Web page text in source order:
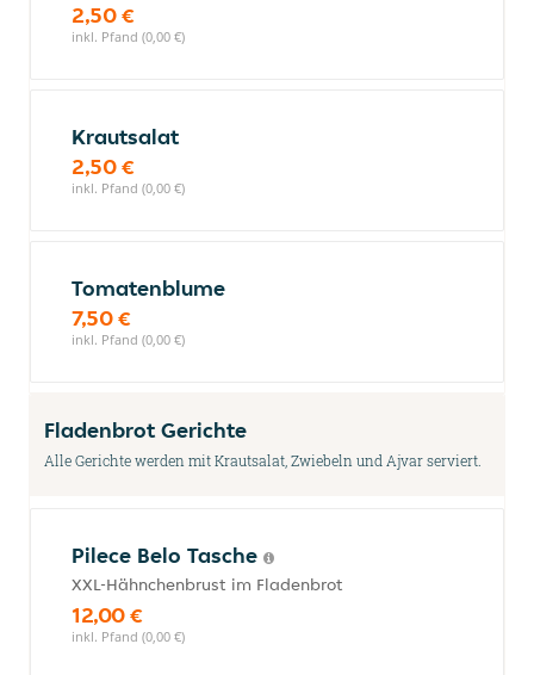
2,50 €
inkl. Pfand (0,00 €)
Krautsalat
2,50 €
inkl. Pfand (0,00 €)
Tomatenblume
7,50 €
inkl. Pfand (0,00 €)
Fladenbrot Gerichte
Alle Gerichte werden mit Krautsalat, Zwiebeln und Ajvar serviert.
Pilece Belo Tasche
XXL-Hähnchenbrust im Fladenbrot
12,00 €
inkl. Pfand (0,00 €)